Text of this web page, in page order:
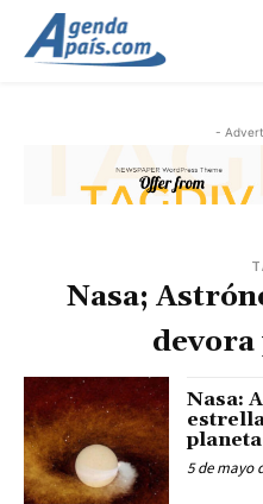
-
Nasa;
devora
Nasa:
planeta
5 de mayo